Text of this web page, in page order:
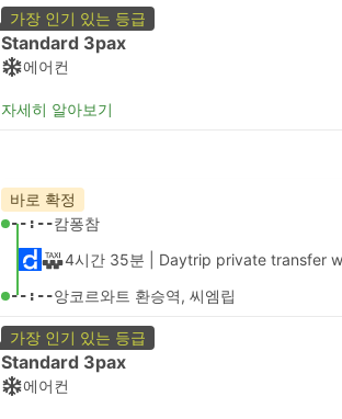
가장 인기 있는 등급
Standard 3pax
에어컨
자세히 알아보기
바로 확정
--:--캄퐁참
4시간 35분 | Daytrip private transfer
--:--앙코르와트 환승역, 씨엠립
가장 인기 있는 등급
Standard 3pax
에어컨